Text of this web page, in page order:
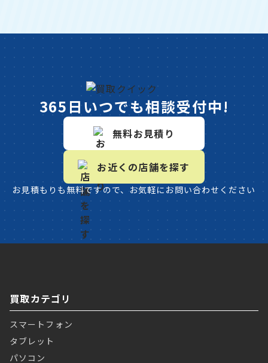
365日いつでも相談受付中!
無料お見積り
お近くの店舗を探す
お見積もりも無料ですので、お気軽にお問い合わせください
買取カテゴリ
スマートフォン
タブレット
パソコン